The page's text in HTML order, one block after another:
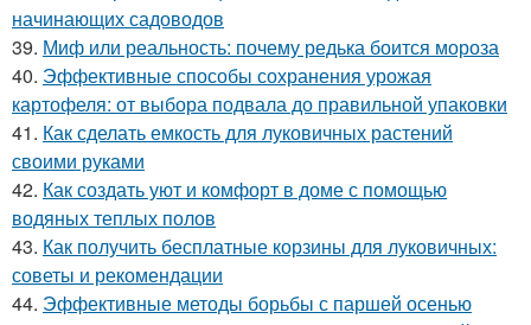
начинающих садоводов
39. Миф или реальность: почему редька боится мороза
40. Эффективные способы сохранения урожая
картофеля: от выбора подвала до правильной упаковки
41. Как сделать емкость для луковичных растений
своими руками
42. Как создать уют и комфорт в доме с помощью
водяных теплых полов
43. Как получить бесплатные корзины для луковичных:
советы и рекомендации
44. Эффективные методы борьбы с паршей осенью